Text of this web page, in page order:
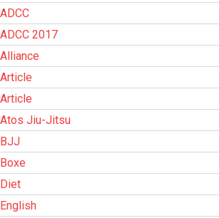
ADCC
ADCC 2017
Alliance
Article
Article
Atos Jiu-Jitsu
BJJ
Boxe
Diet
English